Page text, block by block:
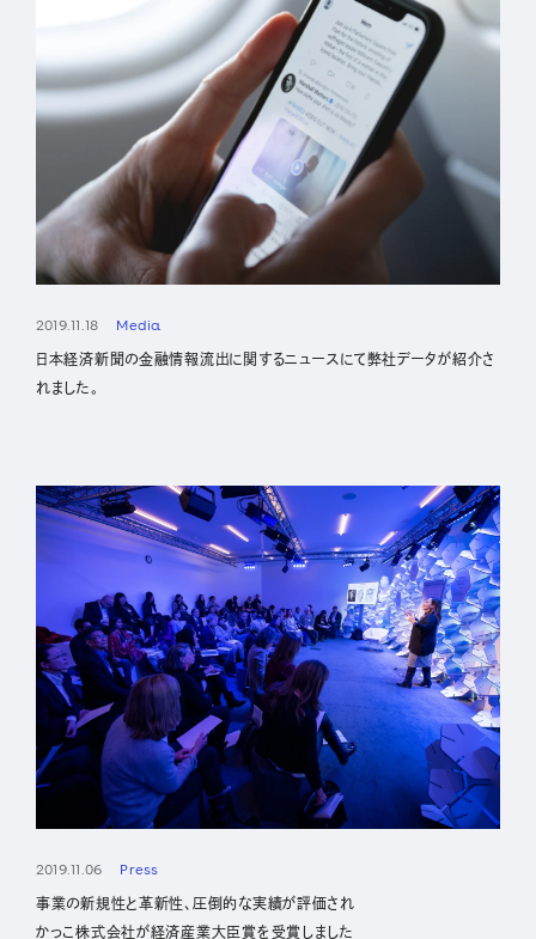
2019.11.18 Media
日本経済新聞の金融情報流出に関するニュースにて弊社データが紹介さ
れました。
2019.11.06 Press
事業の新規性と革新性、圧倒的な実績が評価され
かっこ株式会社が経済産業大臣賞を受賞しました